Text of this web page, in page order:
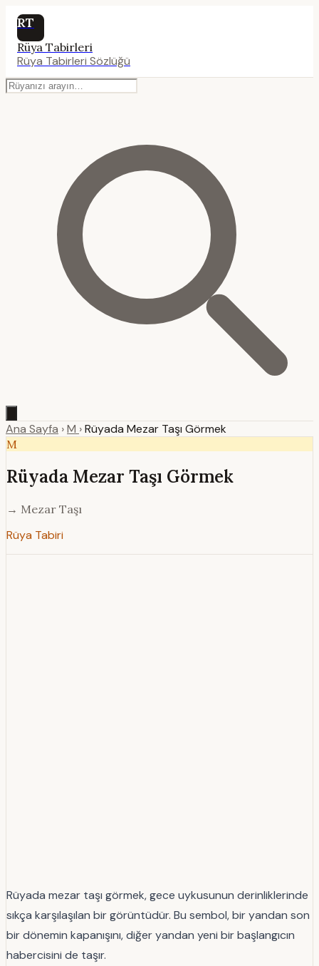
RT
Rüya Tabirleri
Rüya Tabirleri Sözlüğü
Ana Sayfa ›M ›Rüyada Mezar Taşı Görmek
M
Rüyada Mezar Taşı Görmek
→ Mezar Taşı
Rüya Tabiri
Rüyada mezar taşı görmek, gece uykusunun derinliklerinde
sıkça karşılaşılan bir görüntüdür. Bu sembol, bir yandan son
bir dönemin kapanışını, diğer yandan yeni bir başlangıcın
habercisini de taşır.